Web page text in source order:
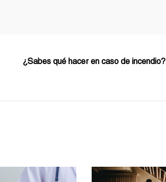
¿Sabes qué hacer en caso de incendio?